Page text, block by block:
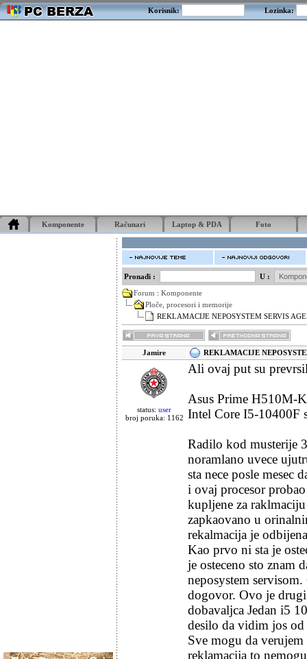
Korisnik: Lozinka:
Komponente Računari Laptop & PDA Foto
Pronađi :
U :
Forum : Komponente
Ploče, procesori i memorije
REKLAMACIJE NEPOSYSTEM SERVIS
Jamire REKLAMACIJE
status: user
broj poruka: 1162
Ali ovaj put su
Asus Prime H510M-
Intel Core I5-10400F
Radilo kod musterije
noramlano uvece
sta nece posle mesec
i ovaj procesor
kupljene za
zapkaovano u
rekalmacija je
Kao prvo ni sta je
je osteceno sto znam
neposystem
dogovor. Ovo je
dobavaljca Jedan i5
desilo da vidim jos
Sve mogu da
reklamacija to